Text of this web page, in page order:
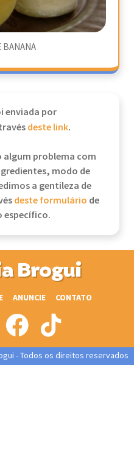
BANANA
enviada por
deste link.
algum problema com
modo de
a gentileza de
deste formulário de
Brogui
ANUNCIE CONTATO
- Todos os direitos reservados